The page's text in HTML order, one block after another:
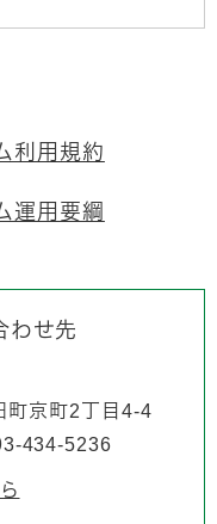
利用規約
運用要綱
わせ先
町京町2丁目4-4
434-5236